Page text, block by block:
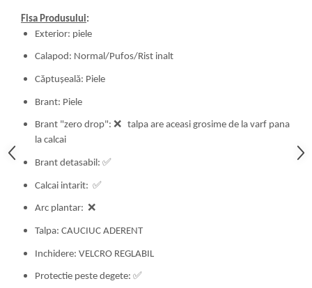
Fisa Produsului:
Exterior: piele
Calapod: Normal/Pufos/Rist inalt
Căptușeală: Piele
Brant: Piele
Brant "zero drop": ❌ talpa are aceasi grosime de la varf pana
la calcai
Brant detasabil: ✅
Calcai intarit: ✅
Arc plantar: ❌
Talpa: CAUCIUC ADERENT
Inchidere: VELCRO REGLABIL
Protectie peste degete: ✅